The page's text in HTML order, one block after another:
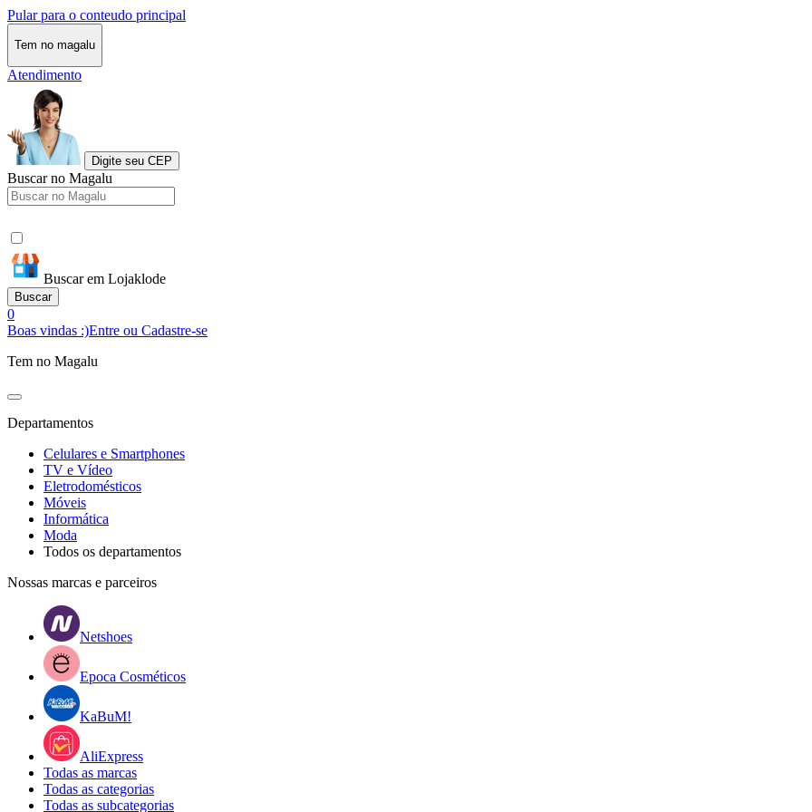
Pular para o conteudo principal
Tem no magalu
Atendimento
Digite seu CEP
Buscar no Magalu
Buscar em Lojaklode
Buscar
0
Boas vindas :)Entre ou Cadastre-se
Tem no Magalu
Departamentos
Celulares e Smartphones
TV e Vídeo
Eletrodomésticos
Móveis
Informática
Moda
Todos os departamentos
Nossas marcas e parceiros
Netshoes
Epoca Cosméticos
KaBuM!
AliExpress
Todas as marcas
Todas as categorias
Todas as subcategorias